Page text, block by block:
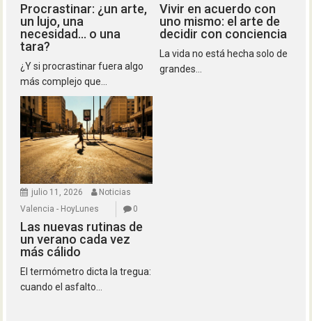
Procrastinar: ¿un arte,
un lujo, una
necesidad… o una
tara?
¿Y si procrastinar fuera algo
más complejo que...
Vivir en acuerdo con
uno mismo: el arte de
decidir con conciencia
La vida no está hecha solo de
grandes...
julio 11, 2026
Noticias
Valencia - HoyLunes
0
Las nuevas rutinas de
un verano cada vez
más cálido
El termómetro dicta la tregua:
cuando el asfalto...